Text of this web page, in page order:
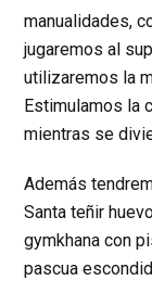
manualidades,
jugaremos al
utilizaremos la
Estimulamos la
mientras se
Además
Santa teñir
gymkhana con
pascua